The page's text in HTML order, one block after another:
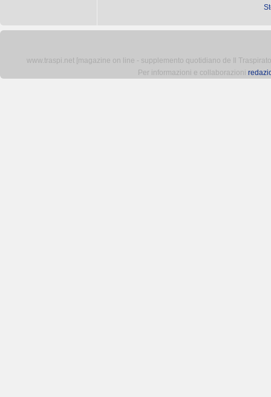
www.traspi.net [magazine on line - supplemento quotidiano de Il
Per informazioni e collaborazioni